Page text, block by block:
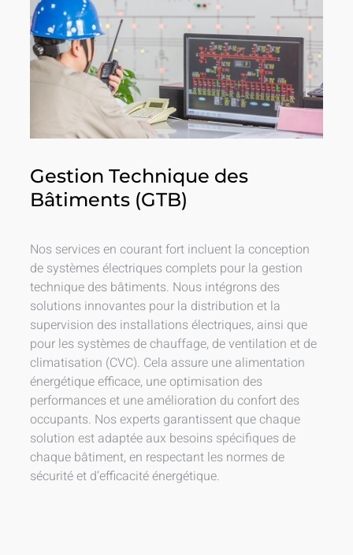
Gestion Technique des
Bâtiments (GTB)
Nos services en courant fort incluent la conception
de systèmes électriques complets pour la gestion
technique des bâtiments. Nous intégrons des
solutions innovantes pour la distribution et la
supervision des installations électriques, ainsi que
pour les systèmes de chauffage, de ventilation et de
climatisation (CVC). Cela assure une alimentation
énergétique efficace, une optimisation des
performances et une amélioration du confort des
occupants. Nos experts garantissent que chaque
solution est adaptée aux besoins spécifiques de
chaque bâtiment, en respectant les normes de
sécurité et d’efficacité énergétique.